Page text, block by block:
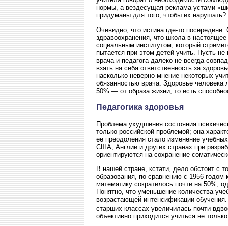
нормы, а вездесущая реклама устами
придуманы для того, чтобы их
Очевидно, что истина где-то
здравоохранения, что школа в
социальным институтом, который
пытается при этом детей учить. Пусть
врача и педагога далеко не всегда
взять на себя ответственность за
насколько неверно мнение некоторых
обязанностью врача. Здоровье
50% — от образа жизни, то есть
Педагогика здоровья
Проблема ухудшения состояния
только российской проблемой; она
ее преодоления стало изменение
США, Англии и других странах при
ориентируются на сохранение
В нашей стране, кстати, дело обстоит с
образования, по сравнению с 1956
математику сократилось почти на 50%,
Понятно, что уменьшение количества
возрастающей интенсификации
старших классах увеличилась почти
объективно приходится учиться не